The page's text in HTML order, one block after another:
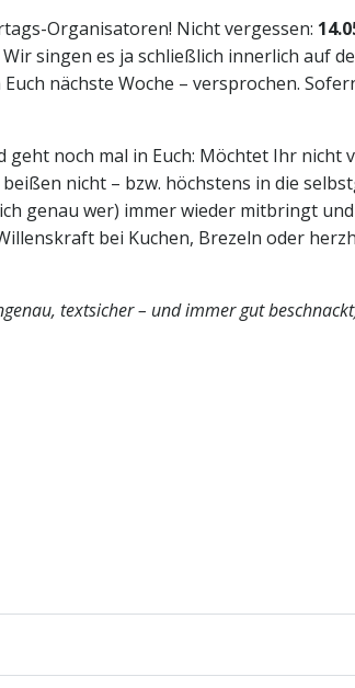
Organisatoren! Nicht vergessen:
singen es ja schließlich innerlich auf
nächste Woche – versprochen.
noch mal in Euch: Möchtet Ihr nicht
nicht – bzw. höchstens in die
genau wer) immer wieder mitbringt
bei Kuchen, Brezeln oder
textsicher – und immer gut